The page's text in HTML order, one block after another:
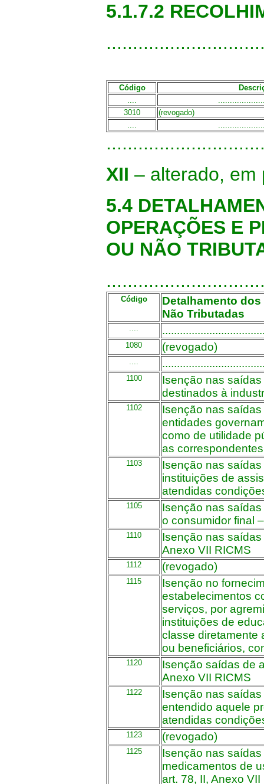
5.1.7.2
Código
....
3010
(revogado)
....
XII – alterado, em
5.4
OPERAÇÕES E
OU NÃO
Código
Detalhamento
Não Tributadas
....
1080 (revogado)
....
1100
Isenção nas
destinados à
1102
Isenção nas
entidades
como de utilidade
as
1103
Isenção nas
instituições de
atendidas
1105
Isenção nas
o consumidor final
1110
Isenção nas
Anexo VII RICMS
1112 (revogado)
1115
Isenção no
estabelecimentos
serviços, por
instituições de
classe diretamente
ou beneficiários,
1120
Isenção saídas de
Anexo VII RICMS
1122
Isenção nas
entendido aquele
atendidas
1123 (revogado)
1125
Isenção nas
medicamentos de
art. 78, II, Anexo VII